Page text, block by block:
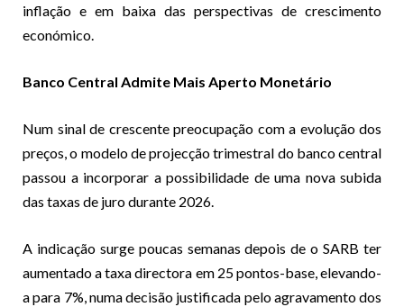
inflação e em baixa das perspectivas de crescimento
económico.
Banco Central Admite Mais Aperto Monetário
Num sinal de crescente preocupação com a evolução dos
preços, o modelo de projecção trimestral do banco central
passou a incorporar a possibilidade de uma nova subida
das taxas de juro durante 2026.
A indicação surge poucas semanas depois de o SARB ter
aumentado a taxa directora em 25 pontos-base, elevando-
a para 7%, numa decisão justificada pelo agravamento dos